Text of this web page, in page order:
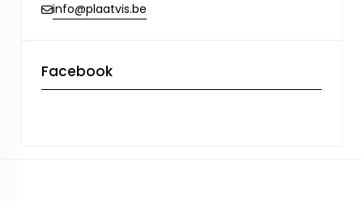
info@plaatvis.be
Facebook